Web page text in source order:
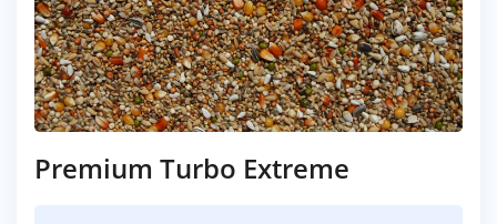
Premium Turbo Extreme